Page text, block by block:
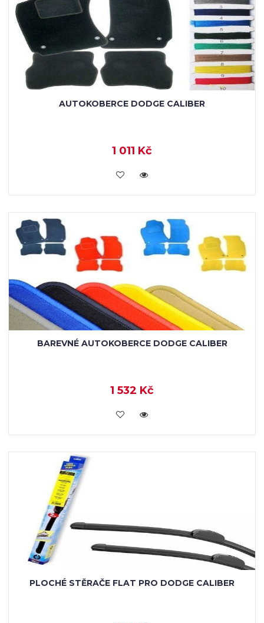
AUTOKOBERCE DODGE CALIBER
1 011 Kč
KOUPIT
BAREVNÉ AUTOKOBERCE DODGE CALIBER
1 532 Kč
KOUPIT
PLOCHÉ STĚRAČE FLAT PRO DODGE CALIBER